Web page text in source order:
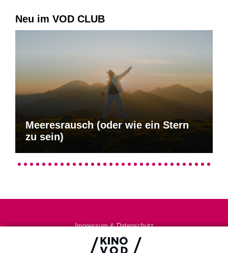
Neu im VOD CLUB
Meeresrausch (oder wie ein Stern
zu sein)
Impressum & Datenschutz
AGB
Kontakt